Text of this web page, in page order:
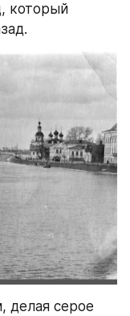
который
делая серое